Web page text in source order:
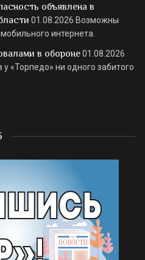
объявлена в
01.08.2026 Возможны
интернета.
в обороне01.08.2026
у «Торпедо» ни одного забитого